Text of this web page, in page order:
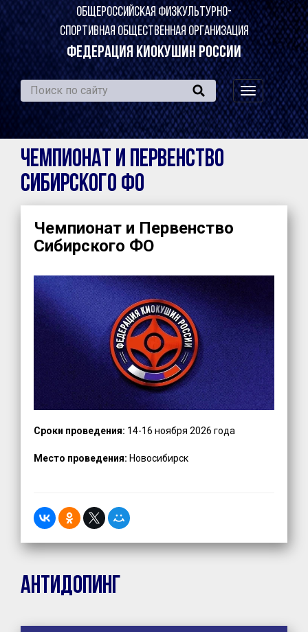
ОБЩЕРОССИЙСКАЯ ФИЗКУЛЬТУРНО-
СПОРТИВНАЯ ОБЩЕСТВЕННАЯ ОРГАНИЗАЦИЯ
ФЕДЕРАЦИЯ КИОКУШИН РОССИИ
навигация
по
сайту
Чемпионат и Первенство
Сибирского ФО
Чемпионат и Первенство
Сибирского ФО
Сроки проведения: 14-16 ноября 2026 года
Место проведения: Новосибирск
Антидопинг